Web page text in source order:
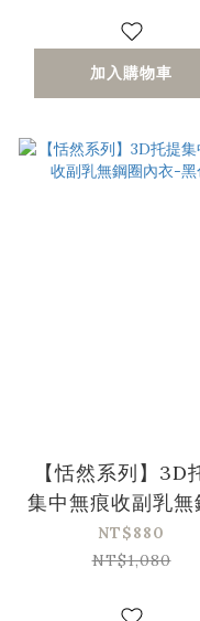
加入購物車
【恬然系列】3D
集中無痕收副乳無
內衣-黑色
NT$880
NT$1,080